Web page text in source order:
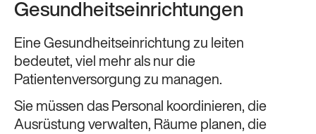
Gesundheitseinrichtungen
Eine Gesundheitseinrichtung zu leiten
bedeutet, viel mehr als nur die
Patientenversorgung zu managen.
Sie müssen das Personal koordinieren, die
Ausrüstung verwalten, Räume planen, die